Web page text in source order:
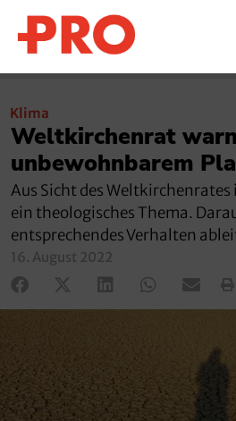
Klima
Weltkirchenrat
unbewohnbarem
Aus Sicht des Weltkirchenrates
ein theologisches Thema.
entsprechendes Verhalten
16. August 2022